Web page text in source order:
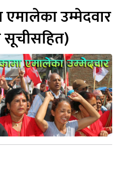
एमालेका उम्मेदवार